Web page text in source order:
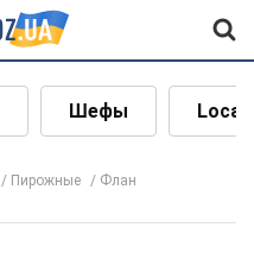
Шефы Local
Пирожные Флан